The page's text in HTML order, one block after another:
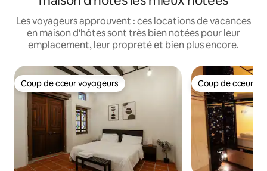
Les voyageurs approuvent : ces locations de vacances
en maison d'hôtes sont très bien notées pour leur
emplacement, leur propreté et bien plus encore.
Coup de cœur voyageurs
Coup de cœur voyageurs Coup de cœur
Coup de cœur